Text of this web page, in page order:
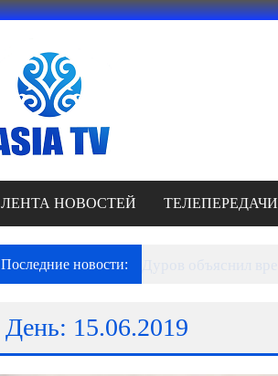
АЗИЯ
ТВ
ЛЕНТА НОВОСТЕЙ ТЕЛЕПЕРЕДАЧИ
Последние новости:
День: 15.06.2019